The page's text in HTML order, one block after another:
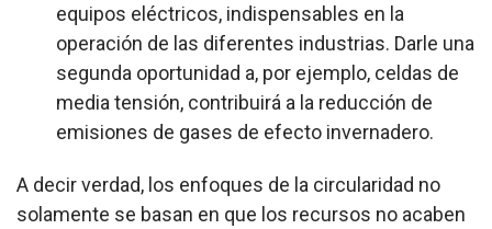
equipos eléctricos, indispensables en la
operación de las diferentes industrias. Darle una
segunda oportunidad a, por ejemplo, celdas de
media tensión, contribuirá a la reducción de
emisiones de gases de efecto invernadero.
A decir verdad, los enfoques de la circularidad no
solamente se basan en que los recursos no acaben